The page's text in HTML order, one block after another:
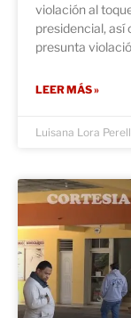
violación al
presidencial, así
presunta
LEER MÁS »
Luisana Lora